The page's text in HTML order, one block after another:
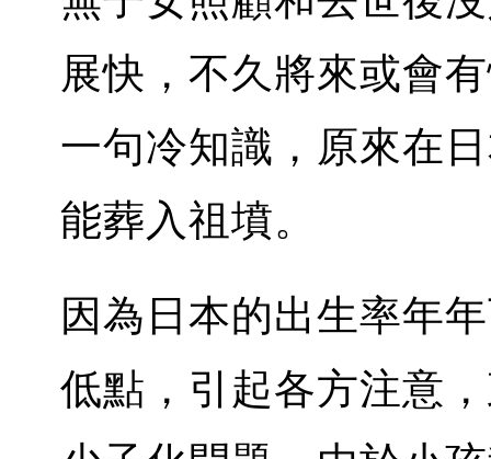
展快，不久將來或會
一句冷知識，原來在
能葬入祖墳。
因為日本的出生率年
低點，引起各方注意